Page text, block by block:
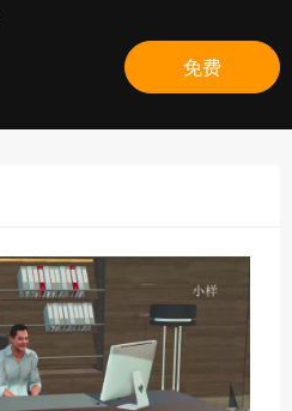
免费